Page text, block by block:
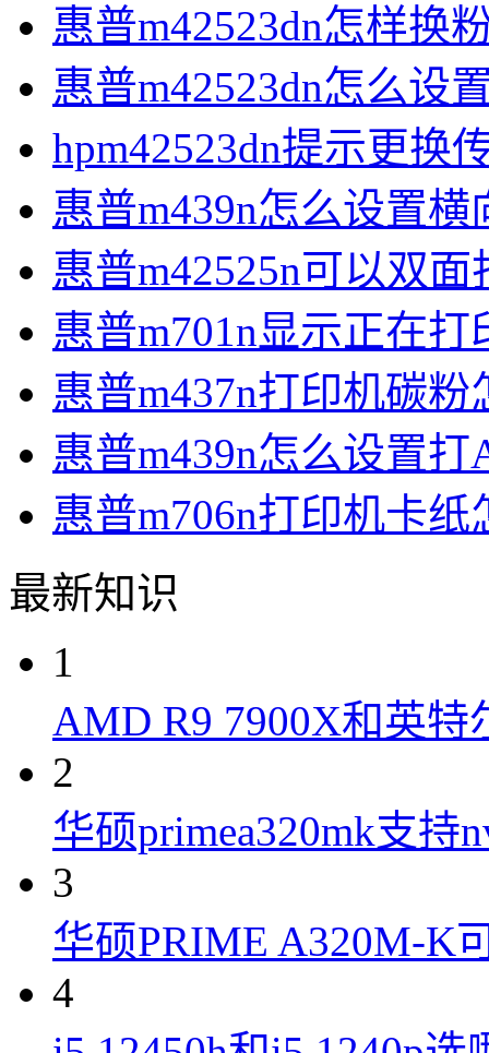
惠普m42523dn怎样换
惠普m42523dn怎么设
hpm42523dn提示更换
惠普m439n怎么设置横
惠普m42525n可以双面
惠普m701n显示正在打
惠普m437n打印机碳粉
惠普m439n怎么设置打
惠普m706n打印机卡纸
最新知识
1
AMD R9 7900X和英特
2
华硕primea320mk支持
3
华硕PRIME A320M-K
4